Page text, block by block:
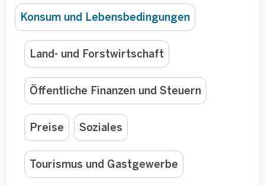
Konsum und Lebensbedingungen
Land- und Forstwirtschaft
Öffentliche Finanzen und Steuern
Preise Soziales
Tourismus und Gastgewerbe